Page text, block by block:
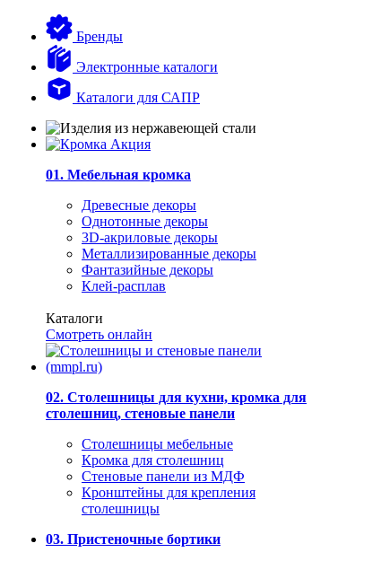
Бренды
Электронные каталоги
Каталоги для САПР
01. Мебельная кромка
Древесные декоры
Однотонные декоры
3D-акриловые декоры
Металлизированные декоры
Фантазийные декоры
Клей-расплав
Каталоги
Смотреть онлайн
02. Столешницы для кухни, кромка для
столешниц, стеновые панели
Столешницы мебельные
Кромка для столешниц
Стеновые панели из МДФ
Кронштейны для крепления
столешницы
03. Пристеночные бортики